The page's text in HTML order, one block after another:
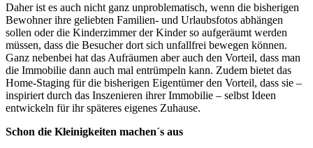
Daher ist es auch nicht ganz unproblematisch, wenn die bisherigen
Bewohner ihre geliebten Familien- und Urlaubsfotos abhängen
sollen oder die Kinderzimmer der Kinder so aufgeräumt werden
müssen, dass die Besucher dort sich unfallfrei bewegen können.
Ganz nebenbei hat das Aufräumen aber auch den Vorteil, dass man
die Immobilie dann auch mal entrümpeln kann. Zudem bietet das
Home-Staging für die bisherigen Eigentümer den Vorteil, dass sie –
inspiriert durch das Inszenieren ihrer Immobilie – selbst Ideen
entwickeln für ihr späteres eigenes Zuhause.
Schon die Kleinigkeiten machen´s aus